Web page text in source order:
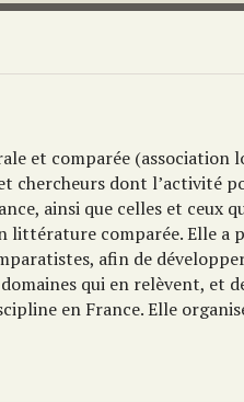
et comparée (association
chercheurs dont l’activité
ainsi que celles et ceux
comparée. Elle a
afin de
qui en relèvent, et
en France. Elle